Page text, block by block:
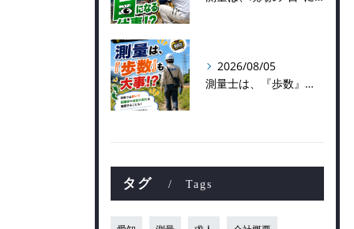
2026/08/05
測量士は、『歩数』も大事！？
タグ Tags